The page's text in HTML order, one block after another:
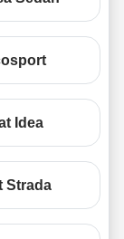
Idea
Strada